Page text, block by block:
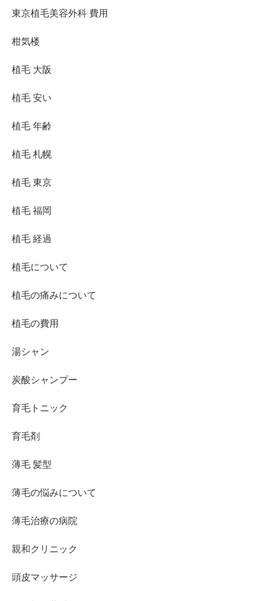
東京植毛美容外科 費用
柑気楼
植毛 大阪
植毛 安い
植毛 年齢
植毛 札幌
植毛 東京
植毛 福岡
植毛 経過
植毛について
植毛の痛みについて
植毛の費用
湯シャン
炭酸シャンプー
育毛トニック
育毛剤
薄毛 髪型
薄毛の悩みについて
薄毛治療の病院
親和クリニック
頭皮マッサージ